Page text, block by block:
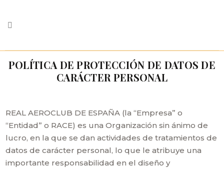
POLÍTICA DE PROTECCIÓN DE DATOS DE
CARÁCTER PERSONAL
REAL AEROCLUB DE ESPAÑA (la “Empresa” o
“Entidad” o RACE) es una Organización sin ánimo de
lucro, en la que se dan actividades de tratamientos de
datos de carácter personal, lo que le atribuye una
importante responsabilidad en el diseño y